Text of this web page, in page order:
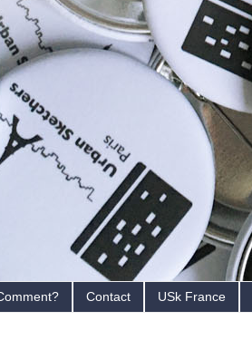
Contact USk France